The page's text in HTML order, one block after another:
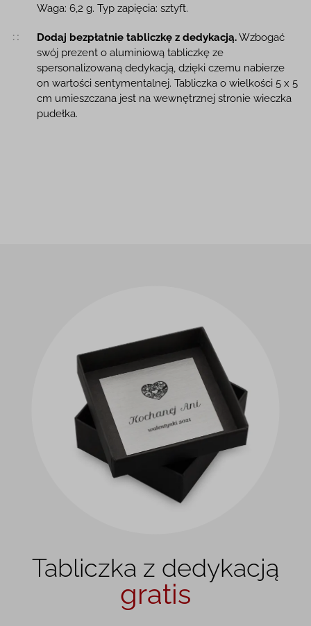
Waga: 6,2 g. Typ zapięcia: sztyft.
Dodaj bezpłatnie tabliczkę z dedykacją.Wzbogać
swój prezent o aluminiową tabliczkę ze
spersonalizowaną dedykacją, dzięki czemu nabierze
on wartości sentymentalnej. Tabliczka o wielkości 5 x 5
cm umieszczana jest na wewnętrznej stronie wieczka
pudełka.
Tabliczka z dedykacją
gratis